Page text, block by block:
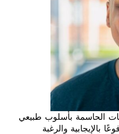
الحاسمة بأسلوب طبيعي
بالإيجابية والرغبة